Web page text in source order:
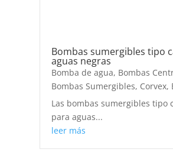
Bombas sumergibles tipo
aguas negras
Bomba de agua, Bombas
Bombas Sumergibles, Corvex,
Las bombas sumergibles tipo
para aguas...
leer más